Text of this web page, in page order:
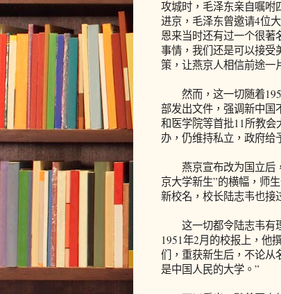
攻城时，毛泽东亲自嘱咐
进京，毛泽东曾邀请4位
恩来当时还有过一个很著
事情，我们还是可以接受
策，让燕京人相信前途一
然而，这一切随着
部发出文件，强调新中国
和医学院等首批11所教
办，仍维持私立，政府给
燕京宣布改为国立后，
京大学新生”的横幅，师
新校名，校长陆志韦也接
这一切都令陆志韦有理
1951年2月的校报上，他
们，重获新生后，不论从
是中国人民的大学。”